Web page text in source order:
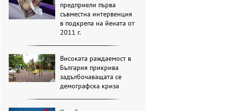
предприели първа
съвместна интервенция
в подкрепа на йената от
2011 г.
Високата раждаемост в
България прикрива
задълбочаващата се
демографска криза